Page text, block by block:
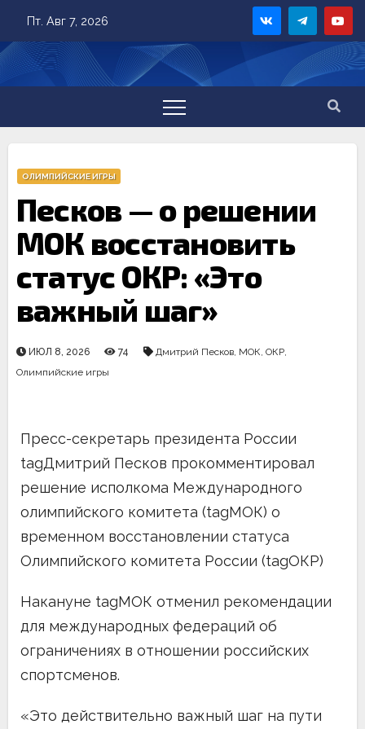
content
Пт. Авг 7, 2026
ОЛИМПИЙСКИЕ ИГРЫ
Песков — о решении
МОК восстановить
статус ОКР: «Это
важный шаг»
ИЮЛ 8, 2026 74 Дмитрий Песков, МОК, ОКР,
Олимпийские игры
Пресс-секретарь президента России
tagДмитрий Песков прокомментировал
решение исполкома Международного
олимпийского комитета (tagМОК) о
временном восстановлении статуса
Олимпийского комитета России (tagОКР)
Накануне tagМОК отменил рекомендации
для международных федераций об
ограничениях в отношении российских
спортсменов.
«Это действительно важный шаг на пути